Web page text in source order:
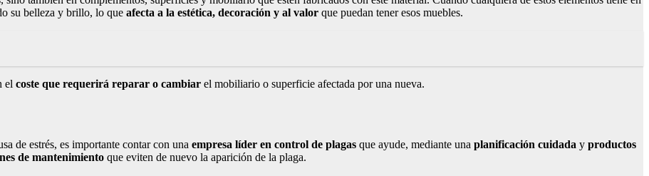
su belleza y brillo, lo que afecta a la estética, decoración y al valor que puedan tener esos muebles.
el coste que requerirá reparar o cambiar el mobiliario o superficie afectada por una nueva.
de estrés, es importante contar con una empresa líder en control de plagas que ayude, mediante una planificación cuidada y productos
de mantenimiento que eviten de nuevo la aparición de la plaga.